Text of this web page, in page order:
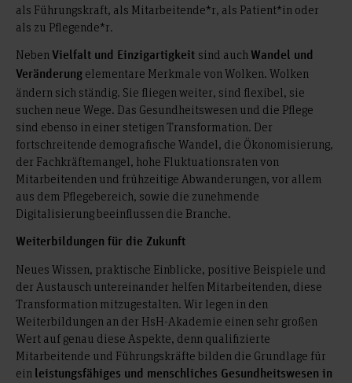
als Führungskraft, als Mitarbeitende*r, als Patient*in oder
als zu Pflegende*r.
Neben Vielfalt und Einzigartigkeit sind auch Wandel und
Veränderung elementare Merkmale von Wolken. Wolken
ändern sich ständig. Sie fliegen weiter, sind flexibel, sie
suchen neue Wege. Das Gesundheitswesen und die Pflege
sind ebenso in einer stetigen Transformation. Der
fortschreitende demografische Wandel, die Ökonomisierung,
der Fachkräftemangel, hohe Fluktuationsraten von
Mitarbeitenden und frühzeitige Abwanderungen, vor allem
aus dem Pflegebereich, sowie die zunehmende
Digitalisierung beeinflussen die Branche.
Weiterbildungen für die Zukunft
Neues Wissen, praktische Einblicke, positive Beispiele und
der Austausch untereinander helfen Mitarbeitenden, diese
Transformation mitzugestalten. Wir legen in den
Weiterbildungen an der HsH-Akademie einen sehr großen
Wert auf genau diese Aspekte, denn qualifizierte
Mitarbeitende und Führungskräfte bilden die Grundlage für
ein leistungsfähiges und menschliches Gesundheitswesen in